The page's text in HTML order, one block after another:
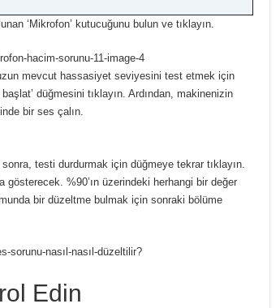
‘Mikrofon’ kutucuğunu bulun ve tıklayın.
mevcut hassasiyet seviyesini test etmek için
düğmesini tıklayın. Ardından, makinenizin
bir ses çalın.
testi durdurmak için düğmeye tekrar tıklayın.
gösterecek. %90’ın üzerindeki herhangi bir değer
bir düzeltme bulmak için sonraki bölüme
Edin